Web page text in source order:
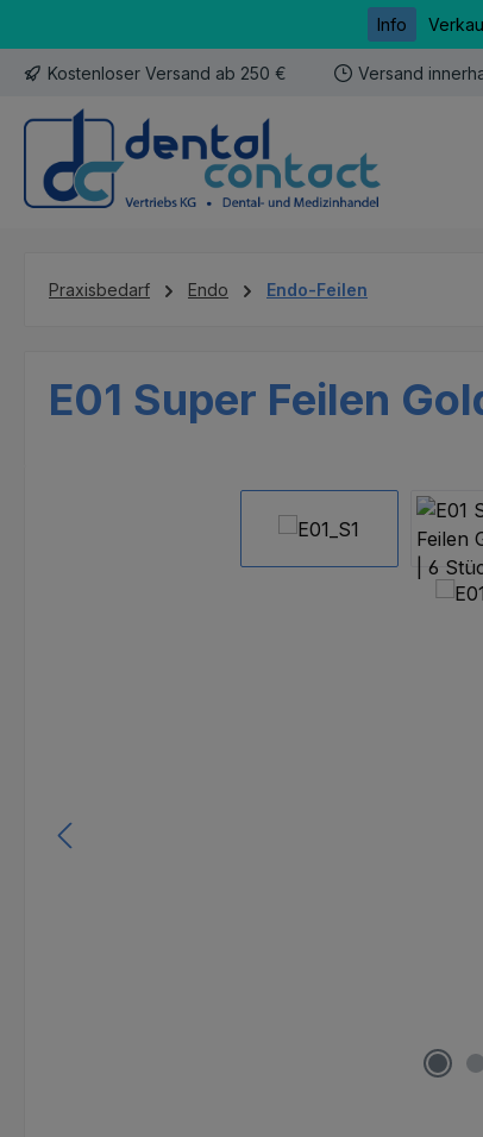
Info
Kostenloser Versand ab 250 € Versand
Praxisbedarf Endo Endo-Feilen
E01 Super Feilen